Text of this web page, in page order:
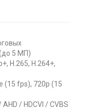
5 МП)
H.265, H.264+,
(15 fps), 720p (15
/ HDCVI / CVBS